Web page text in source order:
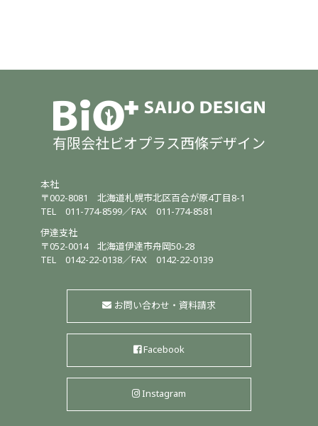
有限会社ビオプラス西條デザイン
本社
〒002-8081北海道札幌市北区百合が原4丁目8-1
TEL011-774-8599／FAX 011-774-8581
伊達支社
〒052-0014北海道伊達市舟岡50-28
TEL0142-22-0138／FAX 0142-22-0139
お問い合わせ・資料請求
Facebook
Instagram